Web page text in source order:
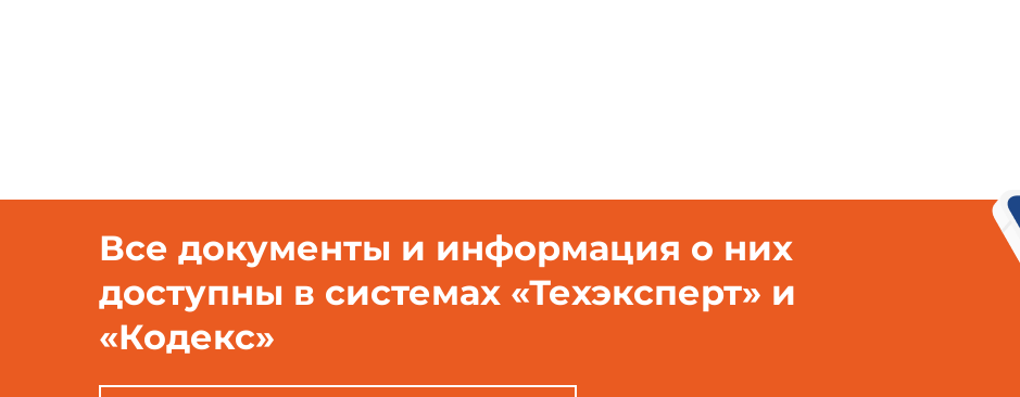
Все документы и информация о них
доступны в системах «Техэксперт» и
«Кодекс»